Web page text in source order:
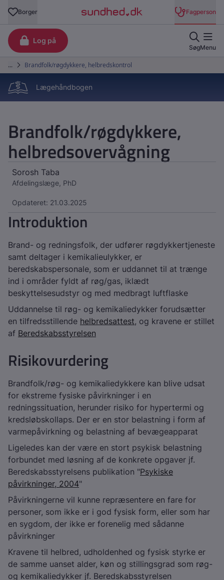
Lægehåndbogen
Brandfolk/røgdykkere,
helbredsovervågning
Sorosh Taba
Afdelingslæge, PhD
Opdateret: 21.03.2025
Introduktion
Brand- og redningsfolk, der udfører røgdykkertjeneste
samt deltager i kemikalieulykker, er
beredskabspersonale, som er uddannet til at trænge
ind i områder fyldt af røg/gas, iklædt
beskyttelsesudstyr og med medbragt luftflaske
Uddannelse til røg- og kemikaliedykker forudsætter
en tilfredsstillende helbredsattest, og kravene er stillet
af Beredskabsstyrelsen
Risikovurdering
Brandfolk/røg- og kemikaliedykkere kan blive udsat
for ekstreme fysiske påvirkninger i en
redningssituation, herunder risiko for hypertermi og
kredsløbskollaps. Der er en stor belastning i form af
varmepåvirkning og belastning af bevægeapparat
Ligeledes kan der være en stort psykisk belastning
forbundet med løsning af de konkrete opgaver jf.
Beredskabsstyrelsens publikation "Psykiske
påvirkninger, 2004"
Påvirkningerne vil kunne repræsentere en fare for
personer, som ikke er i god fysisk form, eller som har
en sygdom, der ikke er forenelig med sådanne
påvirkninger
Kravene til helbred, udholdenhed og fysisk styrke er
de samme uanset alder, køn og stillingsgrad som røg-
og kemikaliedykker jf. Beredskabsstyrelsen